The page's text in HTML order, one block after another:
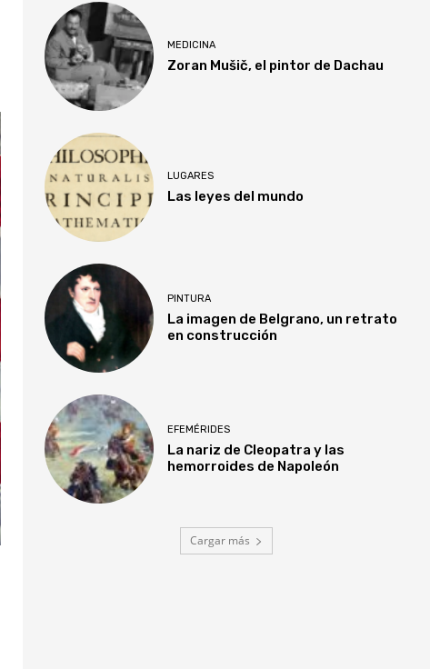
MEDICINA
Zoran Mušič, el pintor de Dachau
LUGARES
Las leyes del mundo
PINTURA
La imagen de Belgrano, un retrato
en construcción
EFEMÉRIDES
La nariz de Cleopatra y las
hemorroides de Napoleón
Cargar más